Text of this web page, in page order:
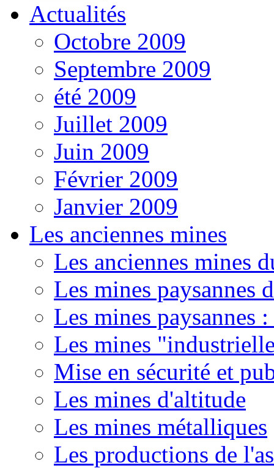
Actualités
Octobre 2009
Septembre 2009
été 2009
Juillet 2009
Juin 2009
Février 2009
Janvier 2009
Les anciennes mines
Les anciennes mines
Les mines paysannes
Les mines paysannes
Les mines
Mise en sécurité et
Les mines d'altitude
Les mines métalliques
Les productions de